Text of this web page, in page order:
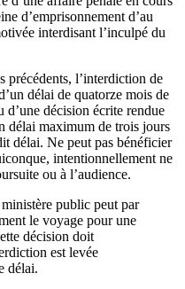
d’emprisonnement d’au
interdisant l’inculpé du
précédents, l’interdiction de
délai de quatorze mois de
d’une décision écrite rendue
délai maximum de trois jours
délai. Ne peut pas bénéficier
intentionnellement ne
ou à l’audience.
public peut par
le voyage pour une
décision doit
est levée
délai.